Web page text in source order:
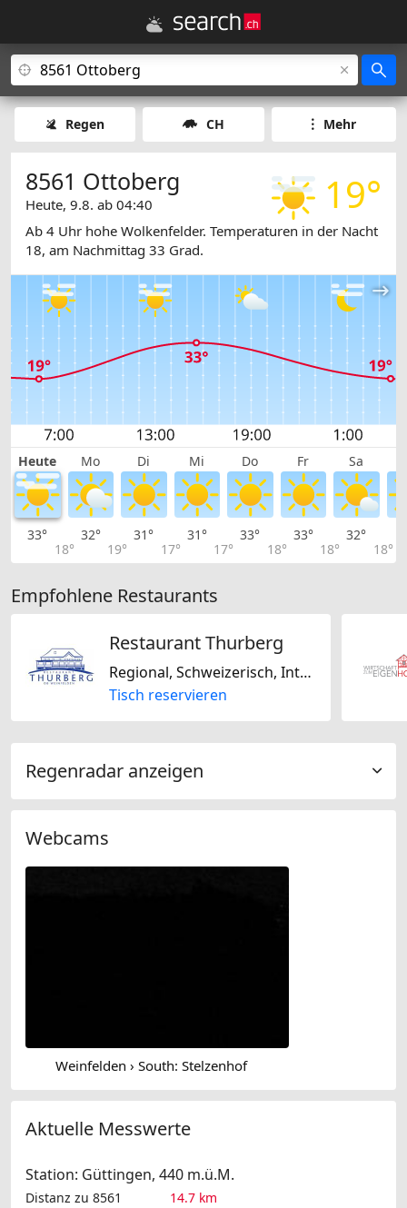
Regen CH Mehr
19°
8561 Ottoberg
Heute, 9.8. ab 04:40
Ab 4 Uhr hohe Wolkenfelder. Temperaturen in der Nacht
18, am Nachmittag 33 Grad.
Heute Mo Di Mi Do Fr Sa
33°
18°
32°
19°
31°
17°
31°
17°
33°
18°
33°
18°
32°
18°
Empfohlene Restaurants
Restaurant Thurberg
Regional, Schweizerisch, International
Tisch reservieren
Regenradar anzeigen
Webcams
Weinfelden › South: Stelzenhof
Aktuelle Messwerte
Station: Güttingen, 440 m.ü.M.
Distanz zu 8561
14.7 km